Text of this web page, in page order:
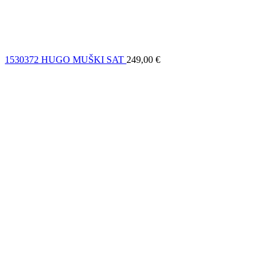
1530372 HUGO MUŠKI SAT 249,00 €